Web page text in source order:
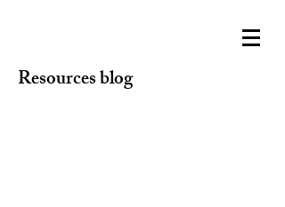
Resources blog